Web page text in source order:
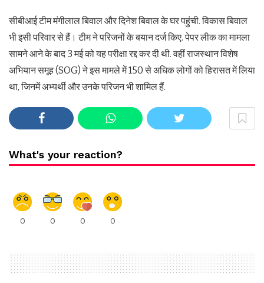
सीबीआई टीम मंगीलाल बिवाल और दिनेश बिवाल के घर पहुंची. विकास बिवाल
भी इसी परिवार से हैं। टीम ने परिजनों के बयान दर्ज किए. पेपर लीक का मामला
सामने आने के बाद 3 मई को यह परीक्षा रद्द कर दी थी. वहीं राजस्थान विशेष
अभियान समूह (SOG) ने इस मामले में 150 से अधिक लोगों को हिरासत में लिया
था, जिनमें अभ्यर्थी और उनके परिजन भी शामिल हैं.
What's your reaction?
0 0 0 0